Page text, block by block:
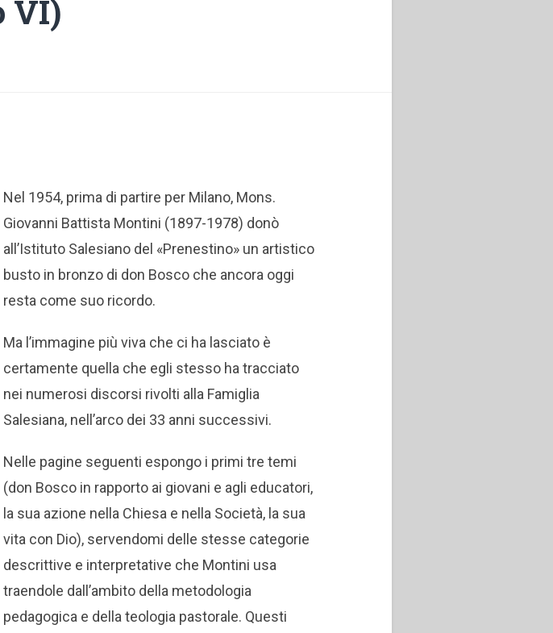
VI)
Nel 1954, prima di partire per Milano, Mons.
Giovanni Battista Montini (1897-1978) donò
all’Istituto Salesiano del «Prenestino» un artistico
busto in bronzo di don Bosco che ancora oggi
resta come suo ricordo.
Ma l’immagine più viva che ci ha lasciato è
certamente quella che egli stesso ha tracciato
nei numerosi discorsi rivolti alla Famiglia
Salesiana, nell’arco dei 33 anni successivi.
Nelle pagine seguenti espongo i primi tre temi
(don Bosco in rapporto ai giovani e agli educatori,
la sua azione nella Chiesa e nella Società, la sua
vita con Dio), servendomi delle stesse categorie
descrittive e interpretative che Montini usa
traendole dall’ambito della metodologia
pedagogica e della teologia pastorale. Questi